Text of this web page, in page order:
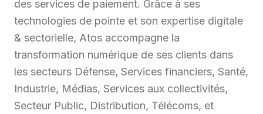
des services de paiement. Grâce à ses
technologies de pointe et son expertise digitale
& sectorielle, Atos accompagne la
transformation numérique de ses clients dans
les secteurs Défense, Services financiers, Santé,
Industrie, Médias, Services aux collectivités,
Secteur Public, Distribution, Télécoms, et